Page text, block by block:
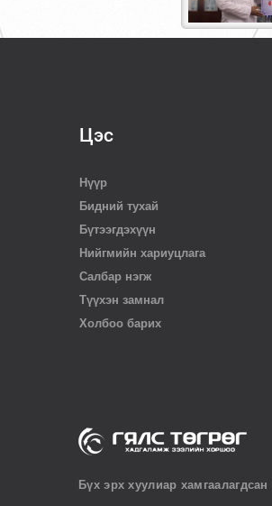
Цэс
Нүүр
Бидний тухай
Бүтээгдэхүүн
Нийгмийн хариуцлага
Салбар нэгж
Түүхэн замнал
Холбоо барих
Бүх эрх хуулиар